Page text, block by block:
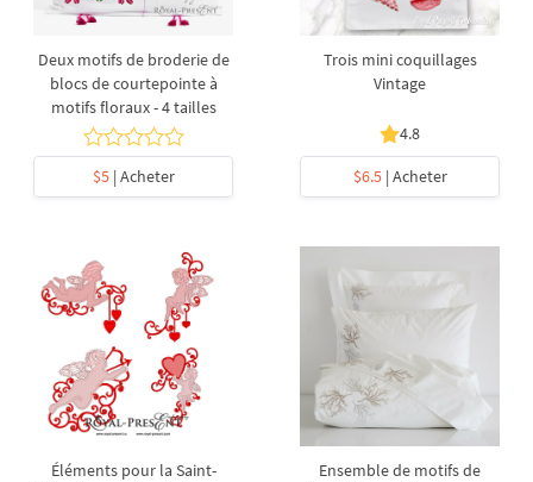
Deux motifs de broderie de
blocs de courtepointe à
motifs floraux - 4 tailles
$5| Acheter
Trois mini coquillages
Vintage
4.8
$6.5| Acheter
Éléments pour la Saint-
Ensemble de motifs de